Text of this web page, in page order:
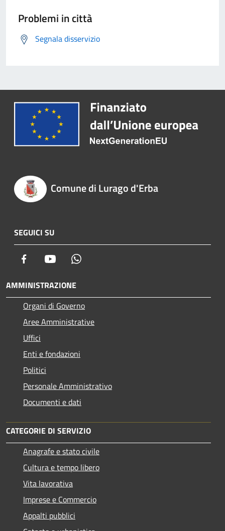
Problemi in città
Segnala disservizio
Comune di Lurago d'Erba
SEGUICI SU
Facebook Youtube
AMMINISTRAZIONE
Organi di Governo
Aree Amministrative
Uffici
Enti e fondazioni
Politici
Personale Amministrativo
Documenti e dati
CATEGORIE DI SERVIZIO
Anagrafe e stato civile
Cultura e tempo libero
Vita lavorativa
Imprese e Commercio
Appalti pubblici